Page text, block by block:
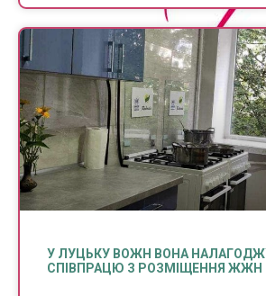
У ЛУЦЬКУ ВОЖН ВОНА
СПІВПРАЦЮ З РОЗМІЩЕННЯ ЖЖН